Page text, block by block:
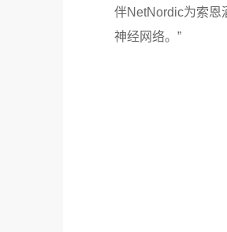
伴NetNordic为索恩
神经网络。”